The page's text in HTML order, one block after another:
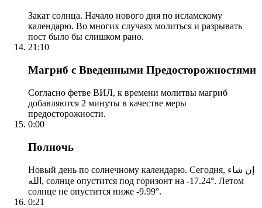
Закат солнца. Начало нового дня по исламскому
календарю. Во многих случаях молиться и разрывать
пост было бы слишком рано.
21:10
Магриб с Введенными Предосторожностями
Согласно фетве ВИЛ, к времени молитвы магриб
добавляются 2 минуты в качестве меры
предосторожности.
0:00
Полночь
Новый день по солнечному календарю. Сегодня, إن شاء
الله, солнце опустится под горизонт на -17.24°. Летом
солнце не опустится ниже -9.99°.
0:21